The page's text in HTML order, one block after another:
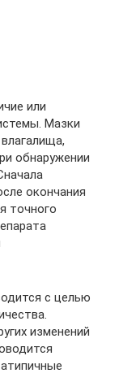
или
Мазки
обнаружении
окончания
точного
с целью
изменений